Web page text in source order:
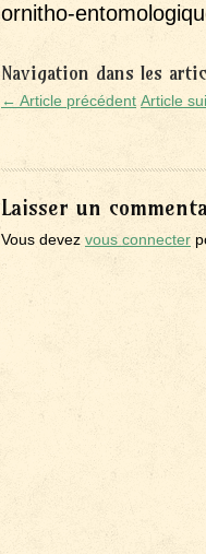
ornitho-
Navigation dans les
← Article précédent Article
Laisser un
Vous devez vous connecter